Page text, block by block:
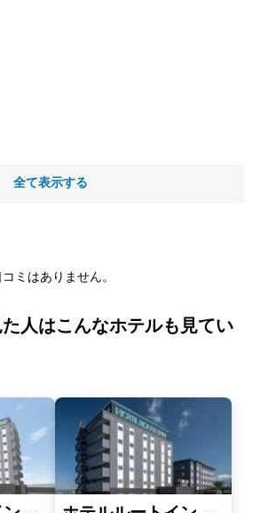
全て表示する
ミはありません。
人はこんなホテルも見てい